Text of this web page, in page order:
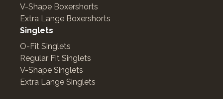
V-Shape Boxershorts
Extra Lange Boxershorts
Singlets
O-Fit Singlets
Regular Fit Singlets
V-Shape Singlets
Extra Lange Singlets